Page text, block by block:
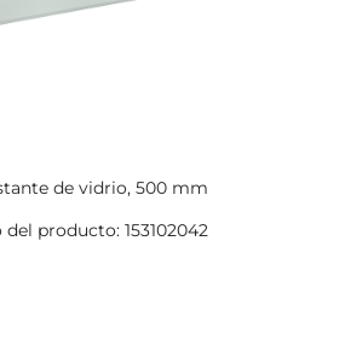
de vidrio, 500 mm
producto: 153102042